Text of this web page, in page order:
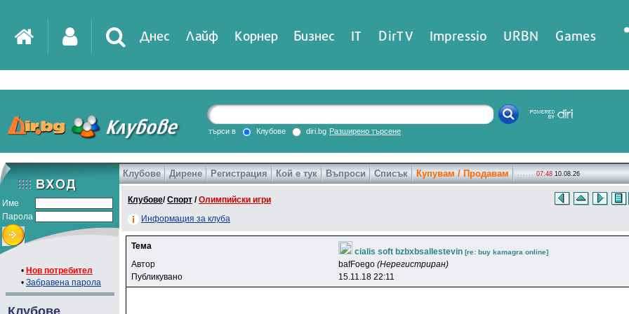
Днес Лайф Корнер Бизнес IT DirTV Impressio URBN Games
търси в Клубове diri.bg Разширено търсене
Име
Парола
• Нов потребител
• Забравена парола
Клубове
Клубове Дирене Регистрация Кой е тук Въпроси Списък Купувам / Продавам 07:48 10.08.26
Клубове/Спорт /Олимпийски игри
Информация за клуба
Тема
cialis soft bzbxbsallestevin [re: buy kamagra online]
Автор bafFoego (Нерегистриран)
Публикувано
15.11.18 22:11